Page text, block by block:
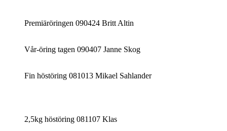
Premiäröringen 090424 Britt Altin
Vår-öring tagen 090407 Janne Skog
Fin höstöring 081013 Mikael Sahlander
2,5kg höstöring 081107 Klas